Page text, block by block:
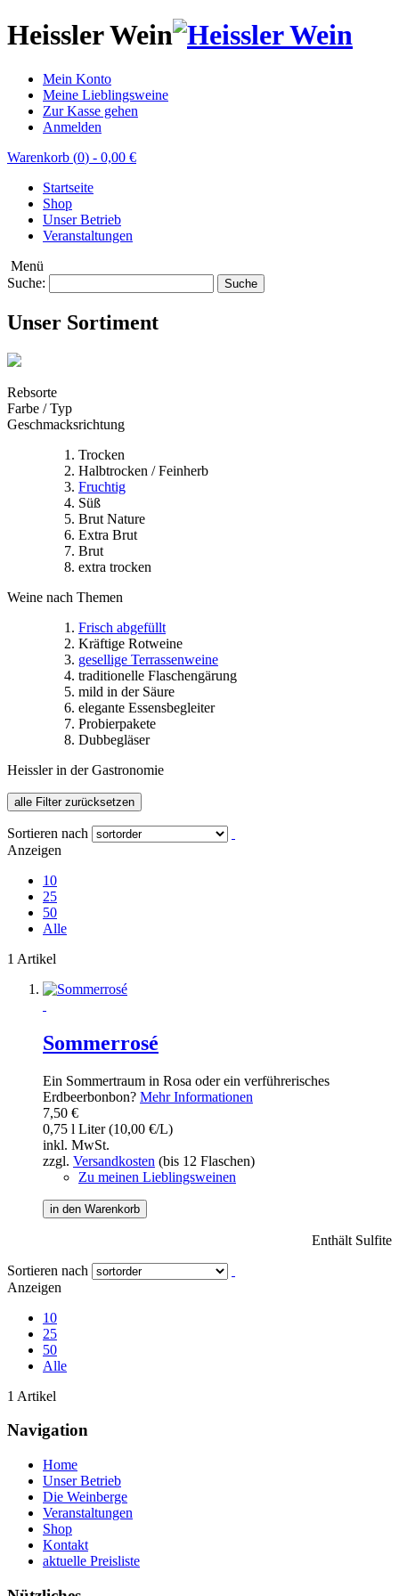
Heissler Wein
Mein Konto
Meine Lieblingsweine
Zur Kasse gehen
Anmelden
Warenkorb (0) - 0,00 €
Startseite
Shop
Unser Betrieb
Veranstaltungen
Menü
Suche:
Suche
Unser Sortiment
Rebsorte
Farbe / Typ
Geschmacksrichtung
Trocken
Halbtrocken / Feinherb
Fruchtig
Süß
Brut Nature
Extra Brut
Brut
extra trocken
Weine nach Themen
Frisch abgefüllt
Kräftige Rotweine
gesellige Terrassenweine
traditionelle Flaschengärung
mild in der Säure
elegante Essensbegleiter
Probierpakete
Dubbegläser
Heissler in der Gastronomie
alle Filter zurücksetzen
Sortieren nach
Anzeigen
10
25
50
Alle
1 Artikel
Sommerrosé
Ein Sommertraum in Rosa oder ein verführerisches
Erdbeerbonbon? Mehr Informationen
7,50 €
0,75 l Liter (10,00 €/L)
inkl. MwSt.
zzgl. Versandkosten (bis 12 Flaschen)
Zu meinen Lieblingsweinen
in den Warenkorb
Enthält Sulfite
Sortieren nach
Anzeigen
10
25
50
Alle
1 Artikel
Navigation
Home
Unser Betrieb
Die Weinberge
Veranstaltungen
Shop
Kontakt
aktuelle Preisliste